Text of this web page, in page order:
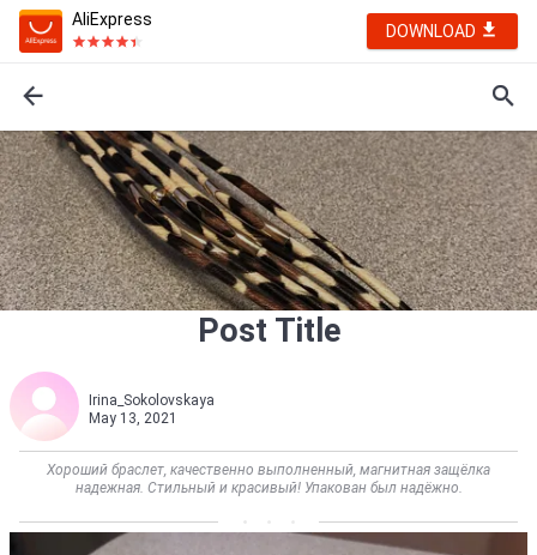
AliExpress
DOWNLOAD
Post Title
Irina_Sokolovskaya
May 13, 2021
Хороший браслет, качественно выполненный, магнитная защёлка
надежная. Стильный и красивый! Упакован был надёжно.